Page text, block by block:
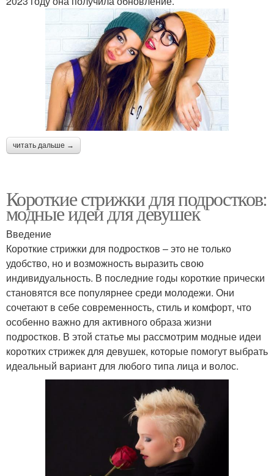
читать дальше →
Короткие стрижки для подростков:
модные идеи для девушек
Введение
Короткие стрижки для подростков – это не только
удобство, но и возможность выразить свою
индивидуальность. В последние годы короткие прически
становятся все популярнее среди молодежи. Они
сочетают в себе современность, стиль и комфорт, что
особенно важно для активного образа жизни
подростков. В этой статье мы рассмотрим модные идеи
коротких стрижек для девушек, которые помогут выбрать
идеальный вариант для любого типа лица и волос.